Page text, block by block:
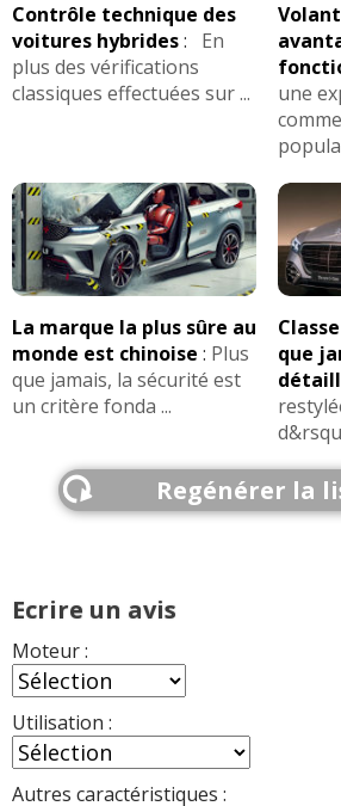
Contrôle technique des
voitures hybrides:
En
plus des vérifications
classiques effectuées sur ...
une
La marque la plus sûre au
monde est chinoise : Plus
que jamais, la sécurité est
un critère fonda ...
que
d&rsqu
Regénérer la
Ecrire un avis
Moteur :
Utilisation :
Autres caractéristiques :